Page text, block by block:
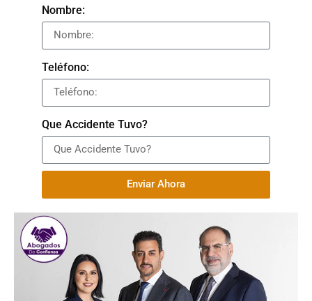
Nombre:
Teléfono:
Que Accidente Tuvo?
Enviar Ahora